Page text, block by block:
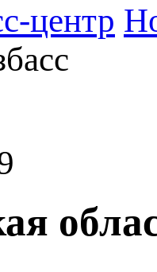
центр